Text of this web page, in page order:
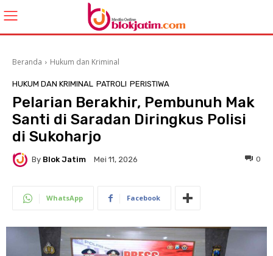
Beranda Hukum dan Kriminal
HUKUM DAN KRIMINAL PATROLI PERISTIWA
Pelarian Berakhir, Pembunuh Mak
Santi di Saradan Diringkus Polisi
di Sukoharjo
By Blok Jatim Mei 11, 2026 0
WhatsApp Facebook